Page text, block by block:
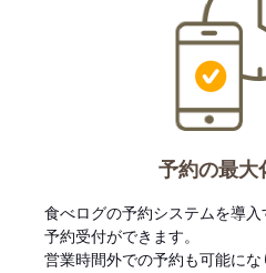
予約の最大
食べログの予約システムを導
予約受付ができます。
営業時間外での予約も可能に